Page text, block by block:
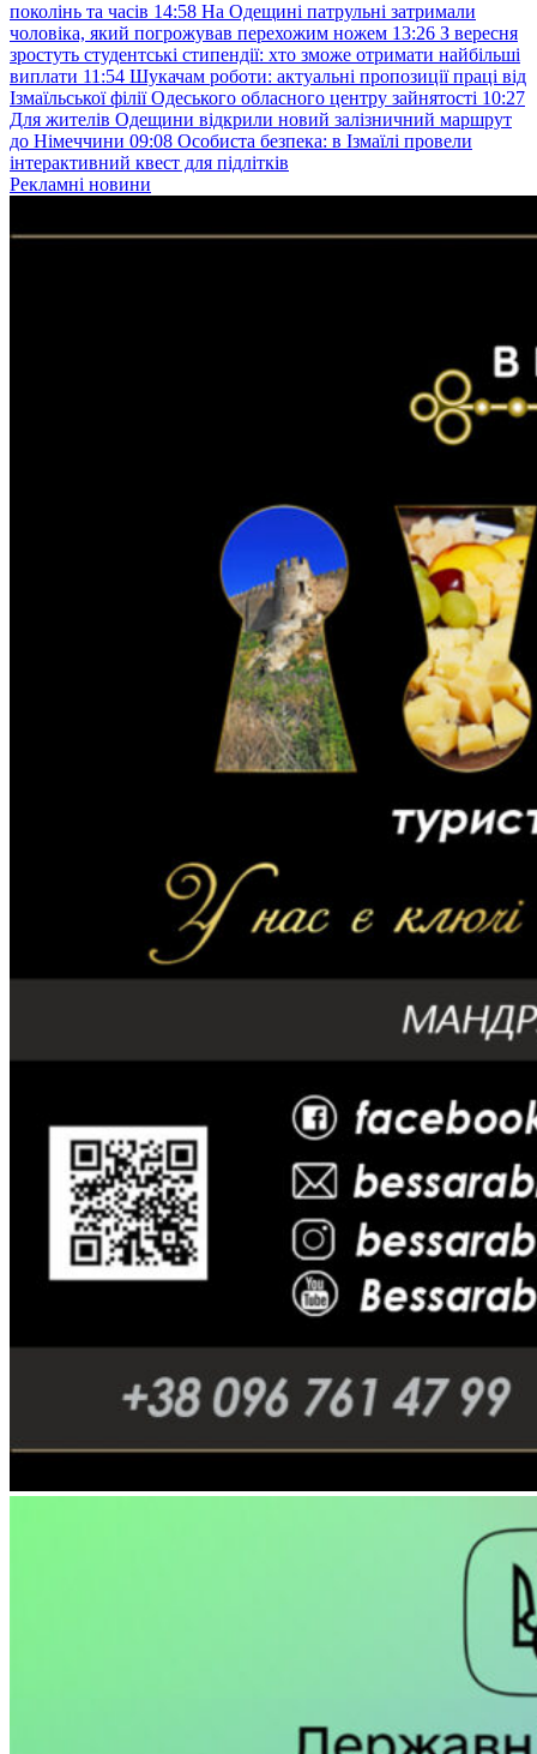
поколінь та часів 14:58 На Одещині патрульні затримали
чоловіка, який погрожував перехожим ножем 13:26 З вересня
зростуть студентські стипендії: хто зможе отримати найбільші
виплати 11:54 Шукачам роботи: актуальні пропозиції праці від
Ізмаїльської філії Одеського обласного центру зайнятості 10:27
Для жителів Одещини відкрили новий залізничний маршрут
до Німеччини 09:08 Особиста безпека: в Ізмаїлі провели
інтерактивний квест для підлітків
Рекламні новини